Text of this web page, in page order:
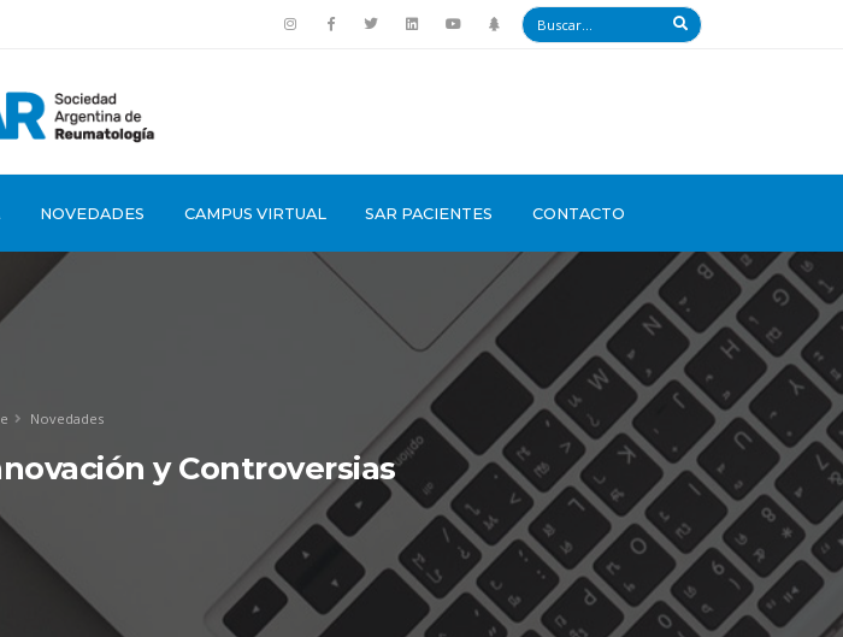
NOVEDADES CAMPUS VIRTUAL SAR PACIENTES CONTACTO
Novedades
y Controversias